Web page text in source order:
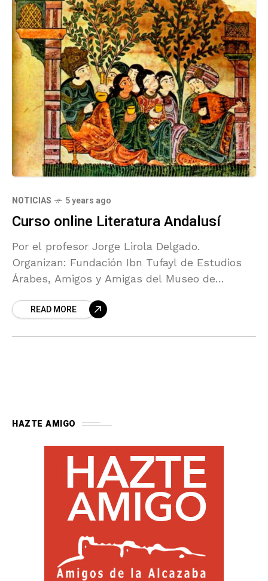
NOTICIAS 5 years ago
Curso online Literatura Andalusí
Por el profesor Jorge Lirola Delgado.
Organizan: Fundación Ibn Tufayl de Estudios
Árabes, Amigos y Amigas del Museo de
READ MORE
HAZTE AMIGO